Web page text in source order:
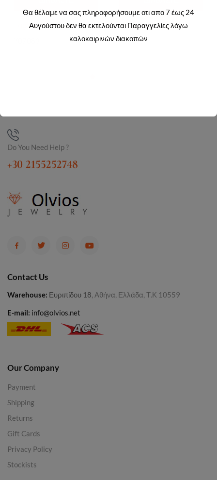
ΠΕΡΙΣΣΌΤΕΡΑ
Login to view prices ΠΕΡΙΣΣΌΤΕΡΑ
Login to view prices
Y07077
Do You Need Help ?
+30 2155252748
Contact Us
Warehouse: Ευριπίδου 18, Αθήνα, Ελλάδα, Τ.Κ 10559
E-mail: info@olvios.net
Our Company
Payment
Shipping
Returns
Gift Cards
Privacy Policy
Stockists
Θα θέλαμε να σας πληροφορήσουμε οτι απο 7 έως 24
Αυγούστου δεν θα εκτελούνται Παραγγελίες λόγω
καλοκαιρινών διακοπών